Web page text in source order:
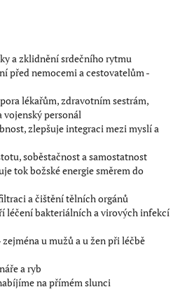
a zklidnění srdečního rytmu
před nemocemi a cestovatelům -
lékařům, zdravotním sestrám,
personál
zlepšuje integraci mezi myslí a
soběstačnost a samostatnost
tok božské energie směrem do
a čištění tělních orgánů
léčení bakteriálních a virových infekcí
u mužů a u žen při léčbě
a ryb
na přímém slunci